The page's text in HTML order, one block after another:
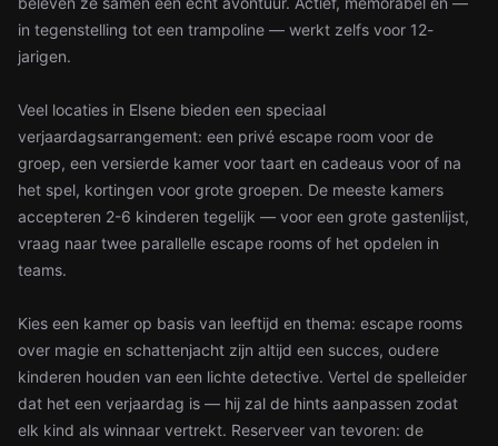
in tegenstelling tot een trampoline — werkt zelfs voor 12-
jarigen.
Veel locaties in Elsene bieden een speciaal
verjaardagsarrangement: een privé escape room voor de
groep, een versierde kamer voor taart en cadeaus voor of na
het spel, kortingen voor grote groepen. De meeste kamers
accepteren 2-6 kinderen tegelijk — voor een grote gastenlijst,
vraag naar twee parallelle escape rooms of het opdelen in
teams.
Kies een kamer op basis van leeftijd en thema: escape rooms
over magie en schattenjacht zijn altijd een succes, oudere
kinderen houden van een lichte detective. Vertel de spelleider
dat het een verjaardag is — hij zal de hints aanpassen zodat
elk kind als winnaar vertrekt. Reserveer van tevoren: de